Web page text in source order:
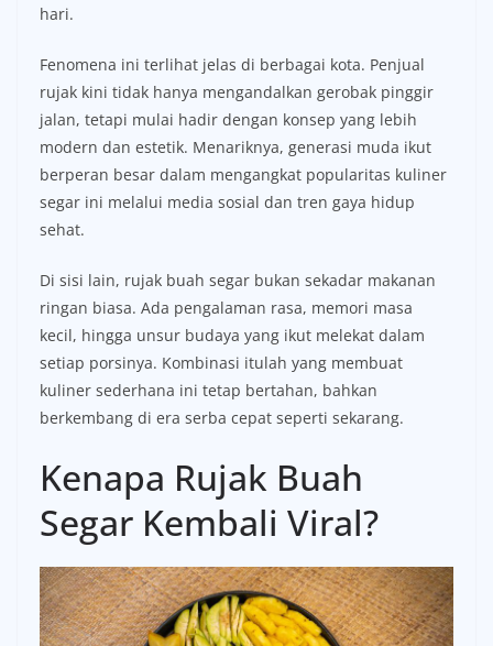
hari.
Fenomena ini terlihat jelas di berbagai kota. Penjual
rujak kini tidak hanya mengandalkan gerobak pinggir
jalan, tetapi mulai hadir dengan konsep yang lebih
modern dan estetik. Menariknya, generasi muda ikut
berperan besar dalam mengangkat popularitas kuliner
segar ini melalui media sosial dan tren gaya hidup
sehat.
Di sisi lain, rujak buah segar bukan sekadar makanan
ringan biasa. Ada pengalaman rasa, memori masa
kecil, hingga unsur budaya yang ikut melekat dalam
setiap porsinya. Kombinasi itulah yang membuat
kuliner sederhana ini tetap bertahan, bahkan
berkembang di era serba cepat seperti sekarang.
Kenapa Rujak Buah
Segar Kembali Viral?